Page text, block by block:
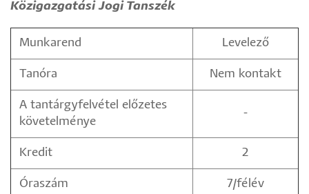
Közigazgatási Jogi Tanszék
Munkarend Levelező
Tanóra Nem kontakt
A tantárgyfelvétel előzetes
követelménye
-
Kredit 2
Óraszám 7/félév